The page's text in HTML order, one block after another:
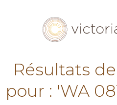
Résultats
pour : 'WA